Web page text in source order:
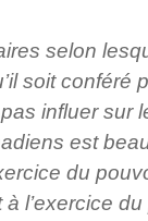
selon
soit conféré
influer sur
est
du
l’exercice